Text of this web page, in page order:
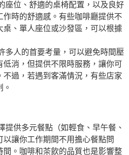
座位、舒適的桌椅配置，以及良好
作時的舒適感。有些咖啡廳提供不
桌、單人座位或沙發區，可以根據
多人的首要考量，可以避免時間壓
低消，但提供不限時服務，讓你可
不過，若遇到客滿情況，有些店家
提供多元餐點（如輕食、早午餐、
以讓你工作期間不用擔心餐點問
間。咖啡和茶飲的品質也是影響整